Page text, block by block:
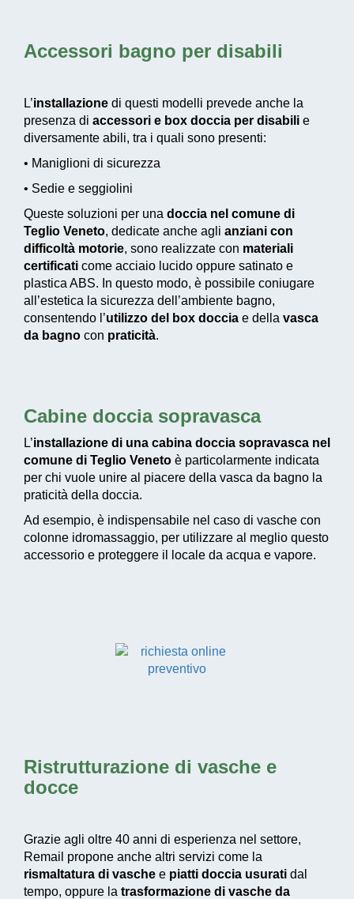
Accessori bagno per disabili
L’installazione di questi modelli prevede anche la
presenza di accessori e box doccia per disabili e
diversamente abili, tra i quali sono presenti:
• Maniglioni di sicurezza
• Sedie e seggiolini
Queste soluzioni per una doccia nel comune di
Teglio Veneto, dedicate anche agli anziani con
difficoltà motorie, sono realizzate con materiali
certificati come acciaio lucido oppure satinato e
plastica ABS. In questo modo, è possibile coniugare
all’estetica la sicurezza dell’ambiente bagno,
consentendo l’utilizzo del box doccia e della vasca
da bagno con praticità.
Cabine doccia sopravasca
L’installazione di una cabina doccia sopravasca nel
comune di Teglio Veneto è particolarmente indicata
per chi vuole unire al piacere della vasca da bagno la
praticità della doccia.
Ad esempio, è indispensabile nel caso di vasche con
colonne idromassaggio, per utilizzare al meglio questo
accessorio e proteggere il locale da acqua e vapore.
Ristrutturazione di vasche e
docce
Grazie agli oltre 40 anni di esperienza nel settore,
Remail propone anche altri servizi come la
rismaltatura di vasche e piatti doccia usurati dal
tempo, oppure la trasformazione di vasche da